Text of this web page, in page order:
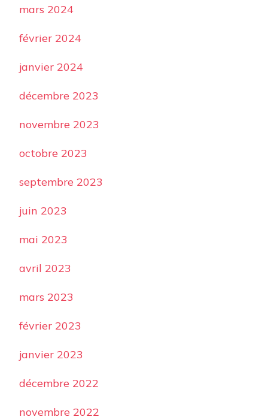
mars 2024
février 2024
janvier 2024
décembre 2023
novembre 2023
octobre 2023
septembre 2023
juin 2023
mai 2023
avril 2023
mars 2023
février 2023
janvier 2023
décembre 2022
novembre 2022